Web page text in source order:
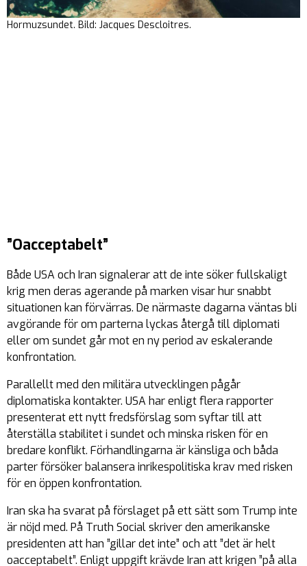
Hormuzsundet. Bild: Jacques Descloitres.
”Oacceptabelt”
Både USA och Iran signalerar att de inte söker fullskaligt
krig men deras agerande på marken visar hur snabbt
situationen kan förvärras. De närmaste dagarna väntas bli
avgörande för om parterna lyckas återgå till diplomati
eller om sundet går mot en ny period av eskalerande
konfrontation.
Parallellt med den militära utvecklingen pågår
diplomatiska kontakter. USA har enligt flera rapporter
presenterat ett nytt fredsförslag som syftar till att
återställa stabilitet i sundet och minska risken för en
bredare konflikt. Förhandlingarna är känsliga och båda
parter försöker balansera inrikespolitiska krav med risken
för en öppen konfrontation.
Iran ska ha svarat på förslaget på ett sätt som Trump inte
är nöjd med. På Truth Social skriver den amerikanske
presidenten att han ”gillar det inte” och att ”det är helt
oacceptabelt”. Enligt uppgift krävde Iran att krigen ”på alla